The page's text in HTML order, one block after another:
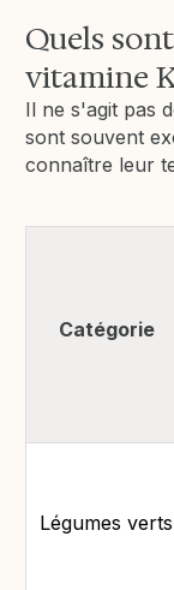
Quels
vitamine
Il ne s'agit pas
sont souvent
connaître leur
Catégorie
Légumes verts